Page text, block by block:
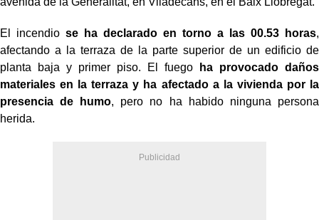
El incendio se ha declarado en torno a las 00.53 horas,
afectando a la terraza de la parte superior de un edificio de
planta baja y primer piso. El fuego
ha provocado daños
materiales en la terraza y ha afectado a la vivienda por la
presencia de humo, pero no ha habido ninguna persona
herida.